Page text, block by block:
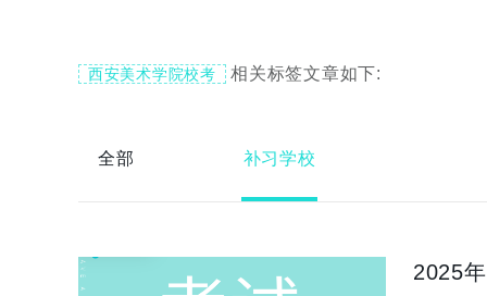
西安美术学院校考 相关标签文章如下:
全部 补习学校
2025